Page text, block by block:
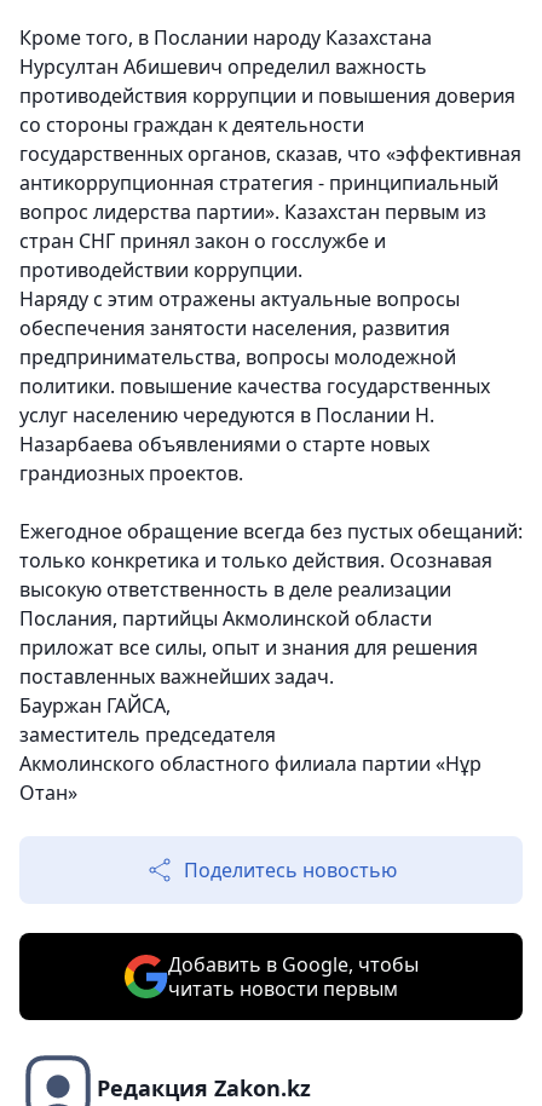
Кроме того, в Послании народу Казахстана
Нурсултан Абишевич определил важность
противодействия коррупции и повышения доверия
со стороны граждан к деятельности
государственных органов, сказав, что «эффективная
антикоррупционная стратегия - принципиальный
вопрос лидерства партии». Казахстан первым из
стран СНГ принял закон о госслужбе и
противодействии коррупции.
Наряду с этим отражены актуальные вопросы
обеспечения занятости населения, развития
предпринимательства, вопросы молодежной
политики. повышение качества государственных
услуг населению чередуются в Послании Н.
Назарбаева объявлениями о старте новых
грандиозных проектов.
Ежегодное обращение всегда без пустых обещаний:
только конкретика и только действия. Осознавая
высокую ответственность в деле реализации
Послания, партийцы Акмолинской области
приложат все силы, опыт и знания для решения
поставленных важнейших задач.
Бауржан ГАЙСА,
заместитель председателя
Акмолинского областного филиала партии «Нұр
Отан»
Поделитесь новостью
Добавить в Google, чтобы
читать новости первым
Редакция Zakon.kz